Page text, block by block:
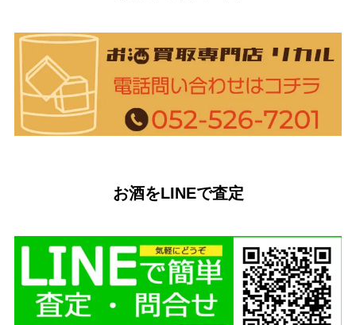
お酒をLINEで査定